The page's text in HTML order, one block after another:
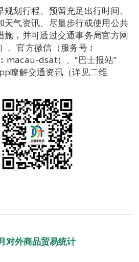
划行程、预留充足出行时间、
天气资讯、尽量步行或使用公共
施，并可透过交通事务局官方网
、官方微信（服务号︰
dsat）、“巴士报站”
瞭解交通资讯（详见二维
对外商品贸易统计